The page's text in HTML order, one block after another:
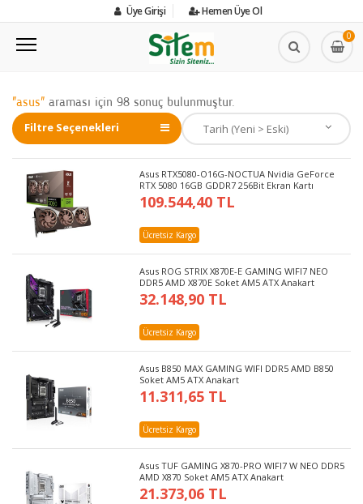
Üye Girişi Hemen Üye Ol
0
"asus" araması için 98 sonuç bulunmuştur.
Filtre Seçenekleri
Asus RTX5080-O16G-NOCTUA Nvidia GeForce
RTX 5080 16GB GDDR7 256Bit Ekran Kartı
109.544,40 TL
Ücretsiz Kargo
Asus ROG STRIX X870E-E GAMING WIFI7 NEO
DDR5 AMD X870E Soket AM5 ATX Anakart
32.148,90 TL
Ücretsiz Kargo
Asus B850 MAX GAMING WIFI DDR5 AMD B850
Soket AM5 ATX Anakart
11.311,65 TL
Ücretsiz Kargo
Asus TUF GAMING X870-PRO WIFI7 W NEO DDR5
AMD X870 Soket AM5 ATX Anakart
21.373,06 TL